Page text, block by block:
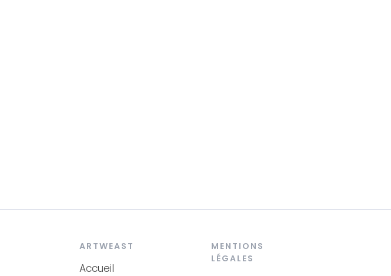
ARTWEAST
Accueil
MENTIONS
LÉGALES